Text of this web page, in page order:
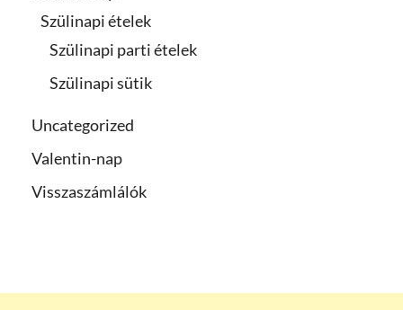
Szülinapi ételek
Szülinapi parti ételek
Szülinapi sütik
Uncategorized
Valentin-nap
Visszaszámlálók